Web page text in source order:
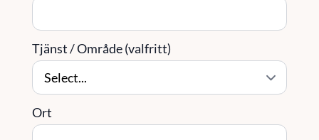
Tjänst / Område (valfritt)
Ort